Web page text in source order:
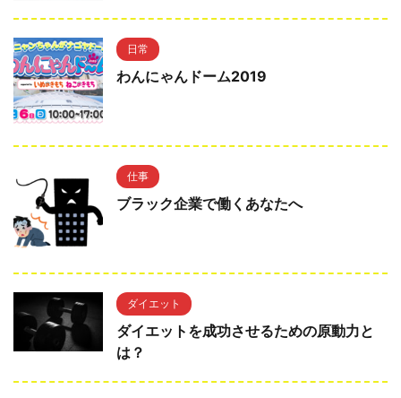
日常
わんにゃんドーム2019
仕事
ブラック企業で働くあなたへ
ダイエット
ダイエットを成功させるための原動力と
は？